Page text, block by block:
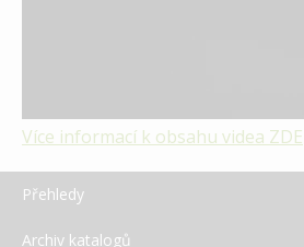
Více informací k obsahu videa ZDE
Přehledy
Archiv katalogů